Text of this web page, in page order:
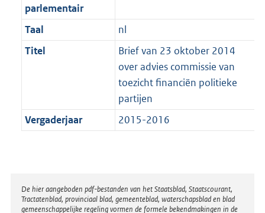
parlementair
Taal
nl
Titel
Brief van 23 oktober 2014
over advies commissie van
toezicht financiën politieke
partijen
Vergaderjaar
2015-2016
Disclaimer
De hier aangeboden pdf-bestanden van het Staatsblad, Staatscourant,
Tractatenblad, provinciaal blad, gemeenteblad, waterschapsblad en blad
gemeenschappelijke regeling vormen de formele bekendmakingen in de